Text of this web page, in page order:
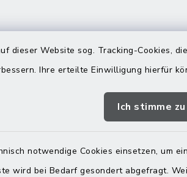
dieser Website sog. Tracking-Cookies,
Ihre erteilte Einwilligung hierfür
Ich stimme zu
notwendige Cookies einsetzen, um
wird bei Bedarf gesondert abgefragt.
Öffnungszeiten
08:00-12:00 Uhr
13:00-18:00 Uhr